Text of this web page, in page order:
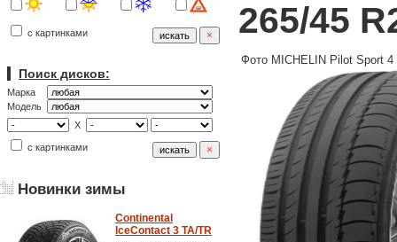
с картинками
Поиск дисков:
Марка
Модель
X
с картинками
Новинки зимы
Continental
IceContact 3 TA/TR
265/45
Фото MICHELIN Pilot Sport 4